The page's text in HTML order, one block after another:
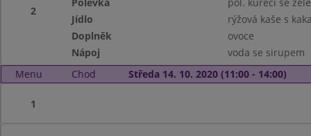
2
Jídlo
rýžová kaše s
Doplněk
ovoce
Nápoj
voda se sirupem
Menu
Chod Středa 14. 10. 2020 (11:00 - 14:00)
1